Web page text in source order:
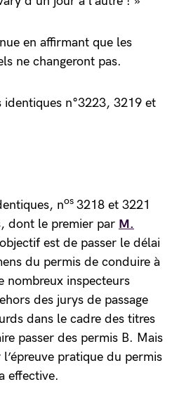
en affirmant que les
ne changeront pas.
identiques n°3223, 3219 et
nos 3218 et 3221
dont le premier par M.
est de passer le délai
du permis de conduire à
nombreux inspecteurs
des jurys de passage
dans le cadre des titres
passer des permis B. Mais
pratique du permis
effective.